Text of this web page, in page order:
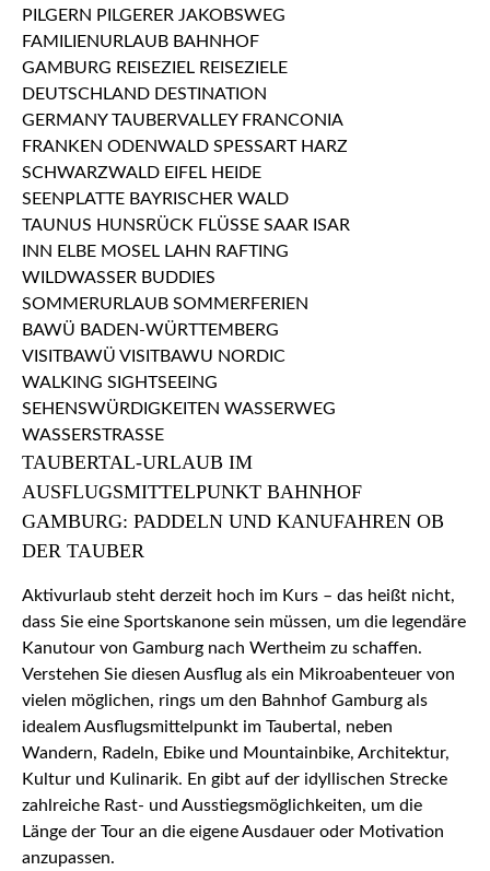
TAUBERTAL-URLAUB IM
AUSFLUGSMITTELPUNKT BAHNHOF
GAMBURG: PADDELN UND KANUFAHREN OB
DER TAUBER
Aktivurlaub steht derzeit hoch im Kurs – das heißt nicht,
dass Sie eine Sportskanone sein müssen, um die legendäre
Kanutour von Gamburg nach Wertheim zu schaffen.
Verstehen Sie diesen Ausflug als ein Mikroabenteuer von
vielen möglichen, rings um den Bahnhof Gamburg als
idealem Ausflugsmittelpunkt im Taubertal, neben
Wandern, Radeln, Ebike und Mountainbike, Architektur,
Kultur und Kulinarik. En gibt auf der idyllischen Strecke
zahlreiche Rast- und Ausstiegsmöglichkeiten, um die
Länge der Tour an die eigene Ausdauer oder Motivation
anzupassen.